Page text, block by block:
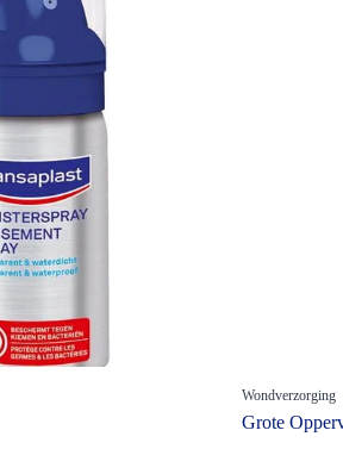
Wondverzorging
Grote